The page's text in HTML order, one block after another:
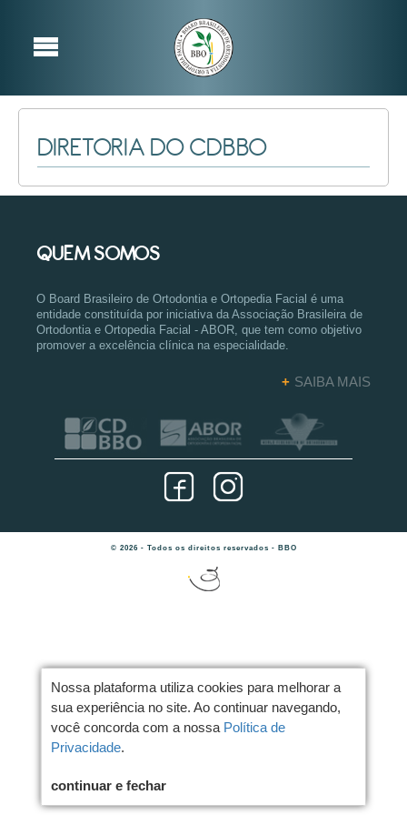
DIRETORIA DO CDBBO
QUEM SOMOS
O Board Brasileiro de Ortodontia e Ortopedia Facial é uma
entidade constituída por iniciativa da Associação Brasileira de
Ortodontia e Ortopedia Facial - ABOR, que tem como objetivo
promover a excelência clínica na especialidade.
+ SAIBA MAIS
© 2026 - Todos os direitos reservados - BBO
Nossa plataforma utiliza cookies para melhorar a
sua experiência no site. Ao continuar navegando,
você concorda com a nossa Política de
Privacidade.
continuar e fechar